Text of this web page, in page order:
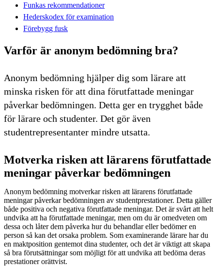
Funkas rekommendationer
Hederskodex för examination
Förebygg fusk
Varför är anonym bedömning bra?
Anonym bedömning hjälper dig som lärare att
minska risken för att dina förutfattade meningar
påverkar bedömningen. Detta ger en trygghet både
för lärare och studenter. Det gör även
studentrepresentanter mindre utsatta.
Motverka risken att lärarens förutfattade
meningar påverkar bedömningen
Anonym bedömning motverkar risken att lärarens förutfattade
meningar påverkar bedömningen av studentprestationer. Detta gäller
både positiva och negativa förutfattade meningar. Det är svårt att helt
undvika att ha förutfattade meningar, men om du är omedveten om
dessa och låter dem påverka hur du behandlar eller bedömer en
person så kan det orsaka problem. Som examinerande lärare har du
en maktposition gentemot dina studenter, och det är viktigt att skapa
så bra förutsättningar som möjligt för att undvika att bedöma deras
prestationer orättvist.